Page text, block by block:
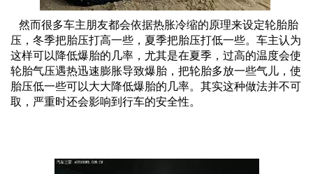
然而很多车主朋友都会依据热胀冷缩的原理来设定轮胎胎
压，冬季把胎压打高一些，夏季把胎压打低一些。车主认为
这样可以降低爆胎的几率，尤其是在夏季，过高的温度会使
轮胎气压遇热迅速膨胀导致爆胎，把轮胎多放一些气儿，使
胎压低一些可以大大降低爆胎的几率。其实这种做法并不可
取，严重时还会影响到行车的安全性。